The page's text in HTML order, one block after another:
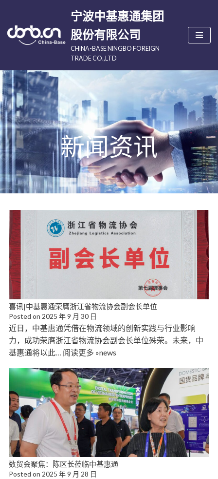
跳
至
宁波中基惠通集团
股份有限公司
CHINA-BASE NINGBO FOREIGN
TRADE CO.,LTD
新闻资讯
喜讯|中基惠通荣膺浙江省物流协会副会长单位
Posted on 2025 年 9 月 30 日
近日，中基惠通凭借在物流领域的创新实践与行业影响
力，成功荣膺浙江省物流协会副会长单位殊荣。未来，中
基惠通将以此… 阅读更多 »news
数贸会聚焦：陈区长莅临中基惠通
Posted on 2025 年 9 月 28 日